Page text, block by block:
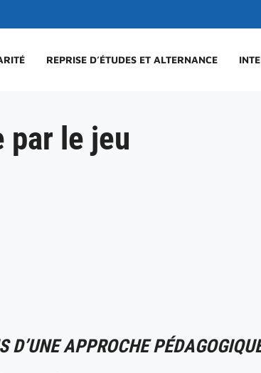
REPRISE D’ÉTUDES ET ALTERNANCE
par le jeu
APPROCHE